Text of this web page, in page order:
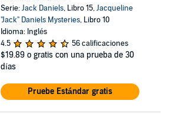
Serie:Jack Daniels, Libro 15,Jacqueline
"Jack" Daniels Mysteries, Libro 10
Idioma: Inglés
4.5
56 calificaciones
$19.89 o gratis con una prueba de 30
días
Pruebe Estándar gratis